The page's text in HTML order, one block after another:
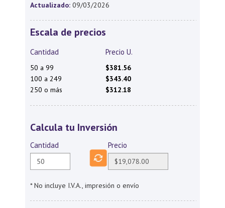
Actualizado: 09/03/2026
Escala de precios
Cantidad Precio U.
50 a 99
$381.56
100 a 249
$343.40
250 o más
$312.18
Calcula tu Inversión
Cantidad Precio
* No incluye I.V.A., impresión o envío